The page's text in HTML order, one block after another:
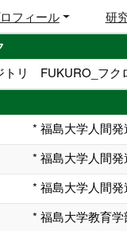
フィール 研
リ FUKURO_フク
* 福島大学人間
* 福島大学人間
* 福島大学人間
* 福島大学教育